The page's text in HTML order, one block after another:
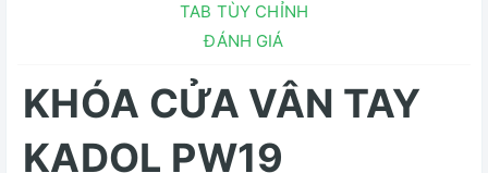
TAB TÙY CHỈNH
ĐÁNH GIÁ
KHÓA CỬA VÂN TAY
KADOL PW19